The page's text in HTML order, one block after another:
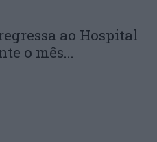
ao Hospital
o mês...